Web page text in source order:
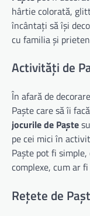
hârtie colorată,
încântați să își
cu familia și
Activități de
În afară de
Paște care să îi
jocurile de Paște
pe cei mici în
Paște pot fi
complexe, cum ar
Rețete de